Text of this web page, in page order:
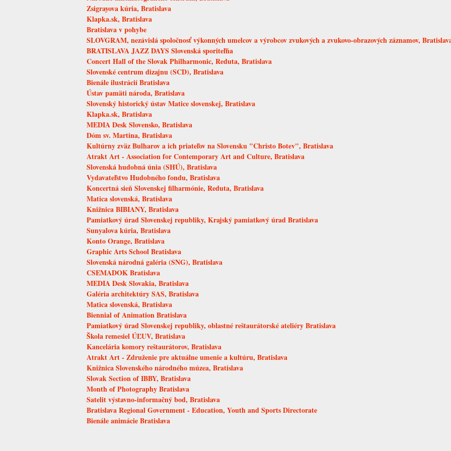
Zsigrayova kúria, Bratislava
Klapka.sk, Bratislava
Bratislava v pohybe
SLOVGRAM, nezávislá spoločnosť výkonných umelcov a výrobcov zvukových a zvukovo-obrazových záznamov,
BRATISLAVA JAZZ DAYS Slovenská sporiteľňa
Concert Hall of the Slovak Philharmonic, Reduta, Bratislava
Slovenské centrum dizajnu (SCD), Bratislava
Bienále ilustrácií Bratislava
Ústav pamäti národa, Bratislava
Slovenský historický ústav Matice slovenskej, Bratislava
Klapka.sk, Bratislava
MEDIA Desk Slovensko, Bratislava
Dóm sv. Martina, Bratislava
Kultúrny zväz Bulharov a ich priateľov na Slovensku "Christo Botev", Bratislava
Atrakt Art - Association for Contemporary Art and Culture, Bratislava
Slovenská hudobná únia (SHÚ), Bratislava
Vydavateľstvo Hudobného fondu, Bratislava
Koncertná sieň Slovenskej filharmónie, Reduta, Bratislava
Matica slovenská, Bratislava
Knižnica BIBIANY, Bratislava
Pamiatkový úrad Slovenskej republiky, Krajský pamiatkový úrad Bratislava
Sunyalova kúria, Bratislava
Konto Orange, Bratislava
Graphic Arts School Bratislava
Slovenská národná galéria (SNG), Bratislava
CSEMADOK Bratislava
MEDIA Desk Slovakia, Bratislava
Galéria architektúry SAS, Bratislava
Matica slovenská, Bratislava
Biennial of Animation Bratislava
Pamiatkový úrad Slovenskej republiky, oblastné reštaurátorské ateliéry Bratislava
Škola remesiel ÚĽUV, Bratislava
Kancelária komory reštaurátorov, Bratislava
Atrakt Art - Združenie pre aktuálne umenie a kultúru, Bratislava
Knižnica Slovenského národného múzea, Bratislava
Slovak Section of IBBY, Bratislava
Month of Photography Bratislava
Satelit výstavno-informačný bod, Bratislava
Bratislava Regional Government - Education, Youth and Sports Directorate
Bienále animácie Bratislava